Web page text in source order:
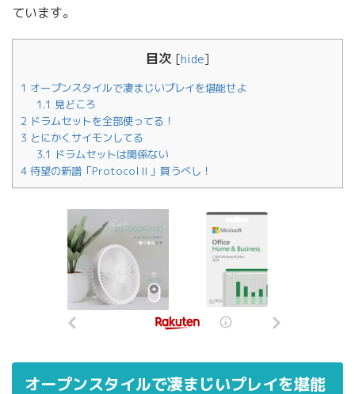
ています。
目次 [hide]
1 オープンスタイルで凄まじいプレイを堪能せよ
1.1 見どころ
2 ドラムセットを全部使ってる！
3 とにかくサイモンしてる
3.1 ドラムセットは関係ない
4 待望の新譜「ProtocolⅡ」買うべし！
オープンスタイルで凄まじいプレイを堪能